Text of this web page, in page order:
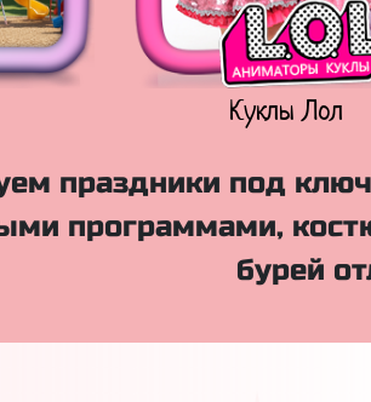
Куклы Лол
праздники под
программами,
бурей